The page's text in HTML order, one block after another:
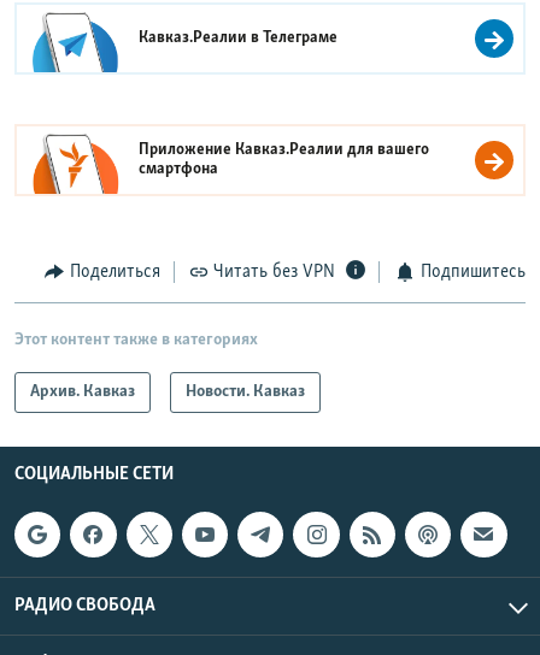
Кавказ.Реалии вТелеграме
Приложение Кавказ.Реалии для вашего
смартфона
Поделиться Читать без VPN Подпишитесь
Этот контент также в категориях
Архив. Кавказ Новости. Кавказ
СОЦИАЛЬНЫЕ СЕТИ
РАДИО СВОБОДА